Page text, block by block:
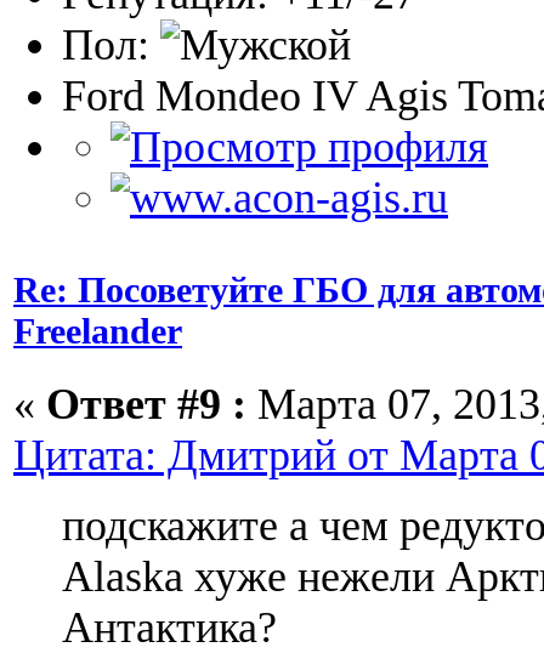
Пол:
Ford Mondeo IV Agis
Re: Посоветуйте ГБО для
Freelander
« Ответ #9 : Марта 07,
Цитата: Дмитрий от Марта
подскажите а чем
Alaska хуже нежели
Антактика?